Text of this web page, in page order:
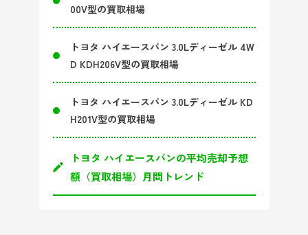
00V型の買取相場
トヨタ ハイエースバン 3.0Lディーゼル 4W
D KDH206V型の買取相場
トヨタ ハイエースバン 3.0Lディーゼル KD
H201V型の買取相場
トヨタ ハイエースバンの平均売却予想
額（買取相場）月間トレンド